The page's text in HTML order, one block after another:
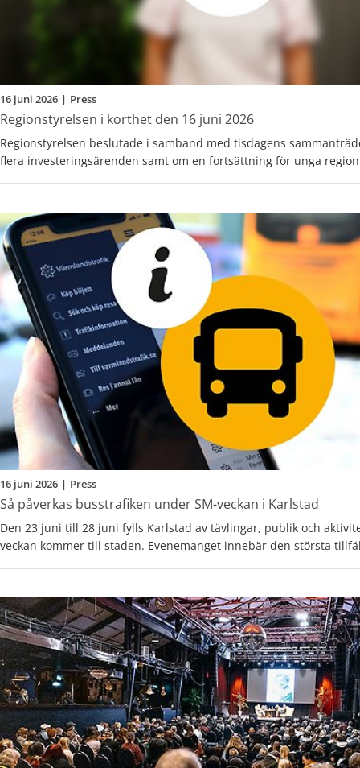
16 juni 2026 | Press
Regionstyrelsen i korthet den 16 juni 2026
Regionstyrelsen beslutade i samband med tisdagens
flera investeringsärenden samt om en fortsättning för unga
16 juni 2026 | Press
Så påverkas busstrafiken under SM-veckan i Karlstad
Den 23 juni till 28 juni fylls Karlstad av tävlingar, publik och
veckan kommer till staden. Evenemanget innebär den största
och nu är allt redo inför tävlingsveckan.